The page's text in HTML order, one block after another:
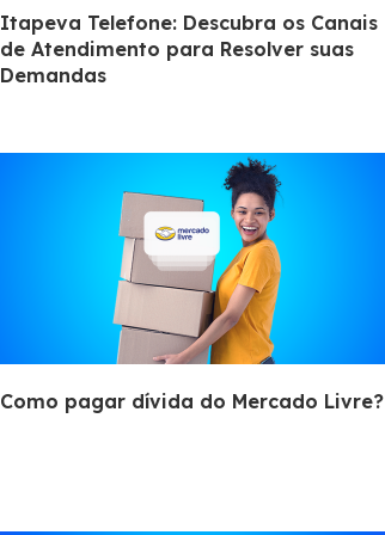
Itapeva Telefone: Descubra os Canais
de Atendimento para Resolver suas
Demandas
Como pagar dívida do Mercado Livre?